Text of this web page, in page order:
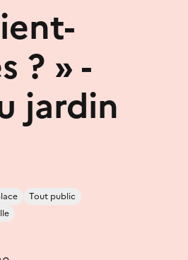
? » -
jardin
Tout public